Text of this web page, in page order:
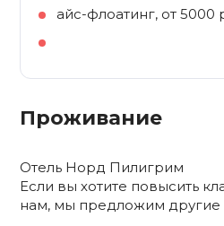
айс-флоатинг, от 5000
Проживание
Отель Норд Пилигрим
Если вы хотите повысить
нам, мы предложим другие